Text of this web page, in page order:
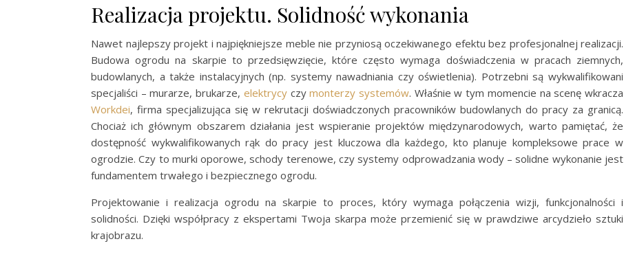
Realizacja projektu. Solidność wykonania
Nawet najlepszy projekt i najpiękniejsze meble nie przyniosą oczekiwanego efektu bez profesjonalnej realizacji.
Budowa ogrodu na skarpie to przedsięwzięcie, które często wymaga doświadczenia w pracach ziemnych,
budowlanych, a także instalacyjnych (np. systemy nawadniania czy oświetlenia). Potrzebni są wykwalifikowani
specjaliści – murarze, brukarze, elektrycyczymonterzy systemów. Właśnie w tym momencie na scenę wkracza
Workdei, firma specjalizująca się w rekrutacji doświadczonych pracowników budowlanych do pracy za granicą.
Chociaż ich głównym obszarem działania jest wspieranie projektów międzynarodowych, warto pamiętać, że
dostępność wykwalifikowanych rąk do pracy jest kluczowa dla każdego, kto planuje kompleksowe prace w
ogrodzie. Czy to murki oporowe, schody terenowe, czy systemy odprowadzania wody – solidne wykonanie jest
fundamentem trwałego i bezpiecznego ogrodu.
Projektowanie i realizacja ogrodu na skarpie to proces, który wymaga połączenia wizji, funkcjonalności i
solidności. Dzięki współpracy z ekspertami Twoja skarpa może przemienić się w prawdziwe arcydzieło sztuki
krajobrazu.